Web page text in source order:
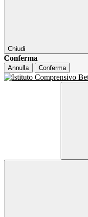
Chiudi
Conferma
Annulla Conferma